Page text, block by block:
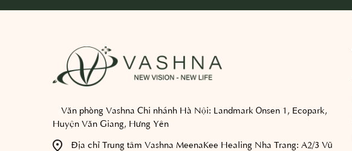
Văn phòng Vashna Chi nhánh Hà Nội: Landmark Onsen 1, Ecopark,
Huyện Văn Giang, Hưng Yên
Địa chỉ Trung tâm Vashna MeenaKee Healing Nha Trang: A2/3 Vũ